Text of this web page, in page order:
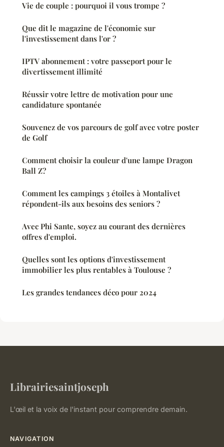
Vie de couple : pourquoi il vous trompe ?
Que dit le magazine de l'économie sur
l'investissement dans l'or ?
IPTV abonnement : votre passeport pour le
divertissement illimité
Réussir votre lettre de motivation pour une
candidature spontanée
Souvenez de vos parcours de golf avec votre poster
de Golf
Comment choisir la couleur d'une lampe Dragon
Ball Z?
Comment les campings 3 étoiles à Montalivet
répondent-ils aux besoins des seniors ?
Avec Phi Sante, soyez au courant des dernières
offres d'emploi.
Quelles sont les options d'investissement
immobilier les plus rentables à Toulouse ?
Les grandes tendances déco pour 2024
Librairiesaintjoseph
L'œil et la voix de l'instant pour comprendre demain.
NAVIGATION